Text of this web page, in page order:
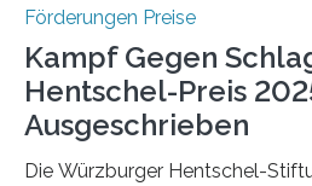
Förderungen Preise
Kampf Gegen
Hentschel-Preis
Ausgeschrieben
Die Würzburger Hentschel-